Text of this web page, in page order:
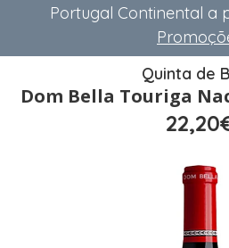
Portugal Continental a
Quinta de
Dom Bella Touriga